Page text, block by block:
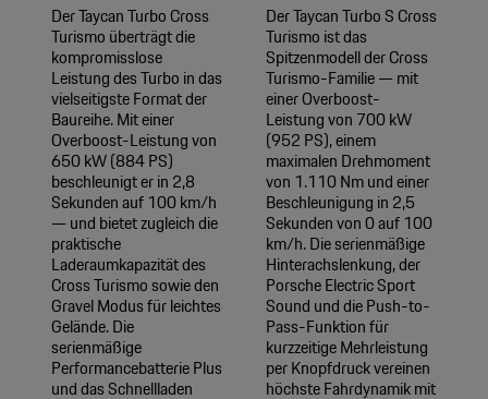
Der Taycan Turbo Cross
Turismo überträgt die
kompromisslose
Leistung des Turbo in das
vielseitigste Format der
Baureihe. Mit einer
Overboost-Leistung von
650 kW (884 PS)
beschleunigt er in 2,8
Sekunden auf 100 km/h
— und bietet zugleich die
praktische
Laderaumkapazität des
Cross Turismo sowie den
Gravel Modus für leichtes
Gelände. Die
serienmäßige
Performancebatterie Plus
und das Schnellladen
Der Taycan Turbo S Cross
Turismo ist das
Spitzenmodell der Cross
Turismo-Familie — mit
einer Overboost-
Leistung von 700 kW
(952 PS), einem
maximalen Drehmoment
von 1.110 Nm und einer
Beschleunigung in 2,5
Sekunden von 0 auf 100
km/h. Die serienmäßige
Hinterachslenkung, der
Porsche Electric Sport
Sound und die Push-to-
Pass-Funktion für
kurzzeitige Mehrleistung
per Knopfdruck vereinen
höchste Fahrdynamik mit